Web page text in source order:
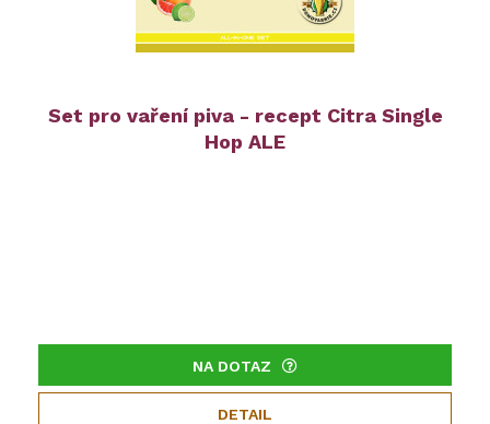
Set pro vaření piva - recept Citra Single
Hop ALE
NA DOTAZ
DETAIL